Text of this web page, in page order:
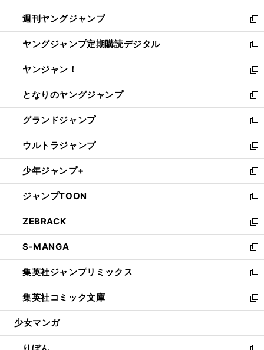
開
く
ウ
で
開
く
ン
ド
ウ
で
開
く
ウ
ィ
ン
ド
ウ
で
開
く
週刊ヤングジャンプ
新
し
い
ウ
ィ
ン
ド
ウ
で
開
く
ヤングジャンプ定期購読デジタル
新
し
い
ウ
ィ
ン
ド
ウ
で
開
く
ヤンジャン！
新
し
い
ウ
ィ
ン
ド
ウ
で
開
く
となりのヤングジャンプ
新
し
い
ウ
ィ
ン
ド
ウ
で
開
く
グランドジャンプ
新
し
い
ウ
ィ
ン
ド
ウ
で
開
く
ウルトラジャンプ
新
し
い
ウ
ィ
ン
ド
ウ
で
開
く
少年ジャンプ+
新
し
い
ウ
ィ
ン
ド
ウ
で
開
く
ジャンプTOON
新
し
い
ウ
ィ
ン
ド
ウ
で
開
ZEBRACK
新
し
い
ウ
ィ
ン
ド
ウ
開
く
S-MANGA
新
し
い
ウ
ィ
ン
ウ
集英社ジャンプリミックス
新
し
い
ウ
ン
集英社コミック文庫
新
し
ウ
少女マンガ